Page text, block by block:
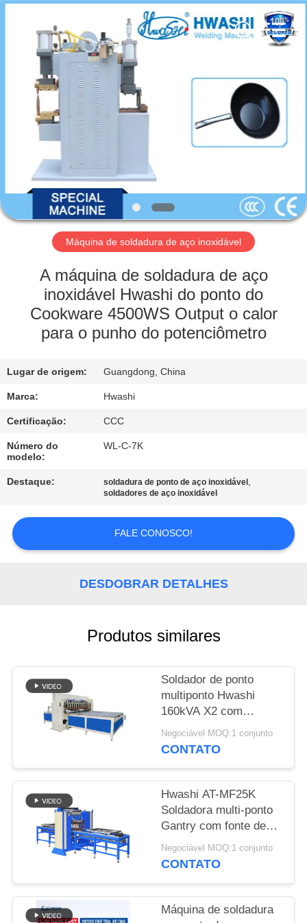
CASA
PRODUTOS
SOBRE
NÓS
EXCURSÃO
FÁBRICA
CONTROLE
CONTACTE-
NOS
NOTÍCIA
BLOGUE
CITAÇÕES
MAPA
POLÍTICA
DE
PRIVACIDADE
2026
TECHNOLOGY
Máquina de soldadura de aço inoxidável
A máquina de soldadura de aço
inoxidável Hwashi do ponto do
Cookware 4500WS Output o calor
para o punho do potenciômetro
Lugar de origem: Guangdong, China
Marca: Hwashi
Certificação: CCC
Número do
modelo:
WL-C-7K
Destaque: soldadura de ponto de aço inoxidável ,
soldadores de aço inoxidável
FALE CONOSCO!
DESDOBRAR DETALHES
Produtos similares
Soldador de ponto
multiponto Hwashi
160kVA X2 com
espessura máxima de
soldagem de 2 + 2 mm
Negociável MOQ:1 conjunto
CONTATO
Hwashi AT-MF25K
Soldadora multi-ponto
Gantry com fonte de
alimentação MFDC
Inverter Alimentação
eletrodos ajustável
Negociável MOQ:1 conjunto
CONTATO
Máquina de soldadura